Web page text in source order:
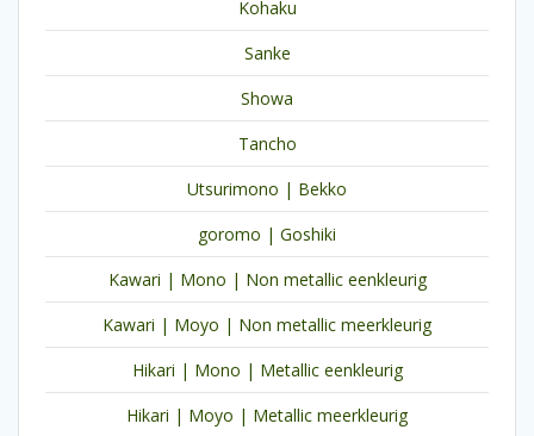
Kohaku
Sanke
Showa
Tancho
Utsurimono | Bekko
goromo | Goshiki
Kawari | Mono | Non metallic eenkleurig
Kawari | Moyo | Non metallic meerkleurig
Hikari | Mono | Metallic eenkleurig
Hikari | Moyo | Metallic meerkleurig